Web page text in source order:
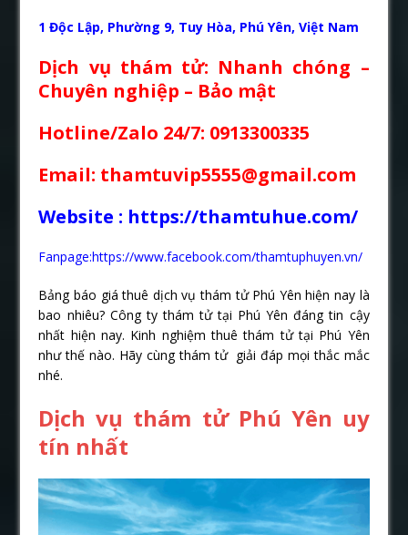
1 Độc Lập, Phường 9, Tuy Hòa, Phú Yên, Việt Nam
Dịch vụ thám tử: Nhanh chóng –
Chuyên nghiệp – Bảo mật
Hotline/Zalo 24/7: 0913300335
Email: thamtuvip5555@gmail.com
Website : https://thamtuhue.com/
Fanpage:https://www.facebook.com/thamtuphuyen.vn/
Bảng báo giá thuê dịch vụ thám tử Phú Yên hiện nay là
bao nhiêu? Công ty thám tử tại Phú Yên đáng tin cậy
nhất hiện nay. Kinh nghiệm thuê thám tử tại Phú Yên
như thế nào. Hãy cùng thám tử giải đáp mọi thắc mắc
nhé.
Dịch vụ thám tử Phú Yên uy
tín nhất